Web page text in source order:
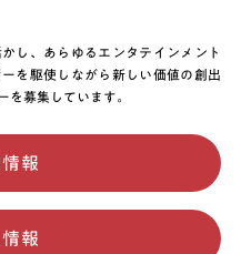
し、あらゆるエンタテインメント
を駆使しながら新しい価値の創出
を募集しています。
報
報